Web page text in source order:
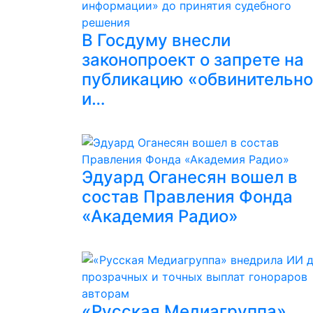
В Госдуму внесли
законопроект о запрете на
публикацию
и…
Эдуард Оганесян вошел в
состав Правления Фонда
«Академия Радио»